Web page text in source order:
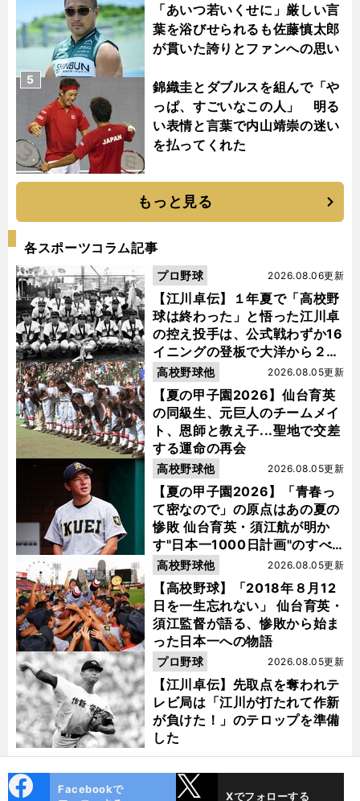
「あいつ若いくせに」厳しい言
葉を浴びせられるも佐藤慎太郎
が貫いた誇りとファンへの思い
錦織圭とダブルスを組んで「や
っぱ、すごいなこの人」 明る
い表情と言葉で内山靖崇の迷い
を払ってくれた
5
もっと見る
各スポーツコラム記事
【江川卓伝】１年夏で「高校野
球は終わった」と悟った江川卓
の控え投手は、公式戦わずか16
イニングの登板で大洋から２位
指名を受けた
2026.08.06更新
プロ野球
【夏の甲子園2026】仙台育英
の同級生、元巨人のチームメイ
ト、恩師と教え子...聖地で交差
する運命の再会
2026.08.05更新
高校野球他
【夏の甲子園2026】「青春っ
て密なので」の原点はあの夏の
惨敗 仙台育英・須江航が明か
す"日本一1000日計画"のすべ
て
2026.08.05更新
高校野球他
【高校野球】「2018年８月12
日を一生忘れない」 仙台育英・
須江監督が語る、惨敗から始ま
った日本一への物語
2026.08.05更新
高校野球他
【江川卓伝】先取点を奪われテ
レビ局は「江川が打たれて作新
が負けた！」のテロップを準備
した
2026.08.05更新
プロ野球
Facebookで
Xでフォローする